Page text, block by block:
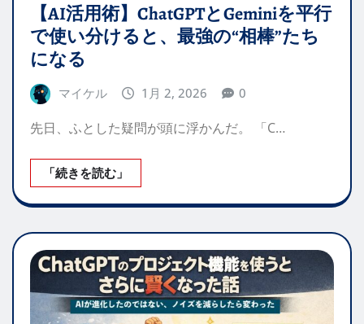
【AI活用術】ChatGPTとGeminiを平行
で使い分けると、最強の“相棒”たち
になる
マイケル 1月 2, 2026 0
先日、ふとした疑問が頭に浮かんだ。 「C…
「続きを読む」